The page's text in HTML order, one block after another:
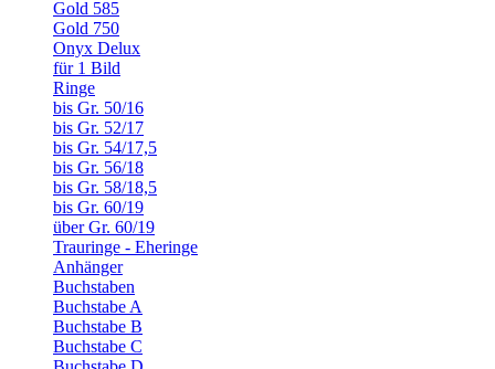
Gold 585
Gold 750
Onyx Delux
für 1 Bild
Ringe
bis Gr. 50/16
bis Gr. 52/17
bis Gr. 54/17,5
bis Gr. 56/18
bis Gr. 58/18,5
bis Gr. 60/19
über Gr. 60/19
Trauringe - Eheringe
Anhänger
Buchstaben
Buchstabe A
Buchstabe B
Buchstabe C